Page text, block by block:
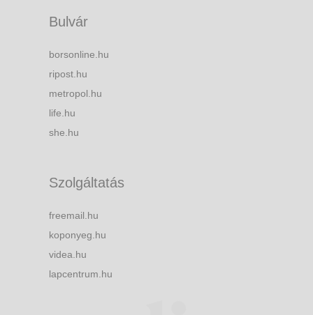
Bulvár
borsonline.hu
ripost.hu
metropol.hu
life.hu
she.hu
Szolgáltatás
freemail.hu
koponyeg.hu
videa.hu
lapcentrum.hu